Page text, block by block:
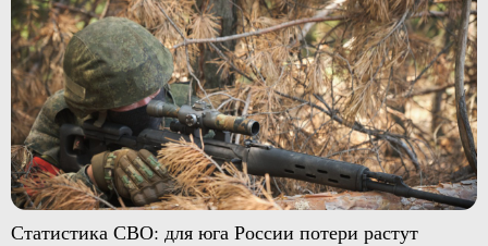
Статистика СВО: для юга России потери растут